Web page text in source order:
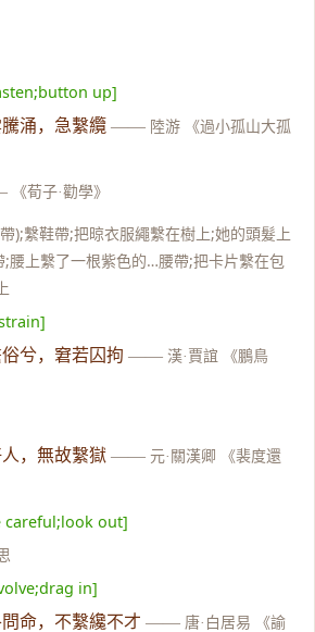
up]
涌，急繫纜 —— 陸游 《過小孤山大孤
《荀子·勸學》
);繫鞋帶;把晾衣服繩繫在樹上;她的頭髮上
;腰上繫了一根紫色的…腰帶;把卡片繫在包
兮，窘若囚拘 —— 漢·賈誼 《鵬鳥
，無故繫獄 —— 元·關漢卿 《裴度還
careful;look out]
in]
命，不繫纔不才 —— 唐·白居易 《諭